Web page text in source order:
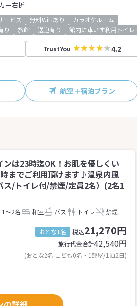
ー右折
ービス 無料WiFiあり
カラオケルーム
り 旅館 送迎有り 館内に車いす利用トイレ
TrustYou 4.2
航空＋宿泊プラン
ンは23時迄OK！お肌を優しくい
までご利用頂けます♪温泉内風
/トイレ付/禁煙/定員2名）(2名1
1～2名 和室 バス トイレ 禁煙
おとな1名 税込21,270円
旅行代金合計42,540円
(おとな2名 こども0名・1部屋/1泊2日)